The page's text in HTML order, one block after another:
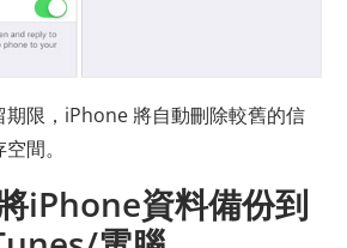
限，iPhone 將自動刪除較舊的信
間。
iPhone資料備份到